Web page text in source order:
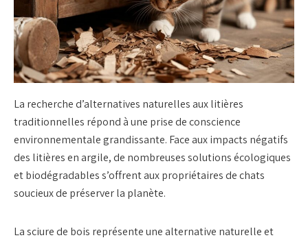
La recherche d’alternatives naturelles aux litières
traditionnelles répond à une prise de conscience
environnementale grandissante. Face aux impacts négatifs
des litières en argile, de nombreuses solutions écologiques
et biodégradables s’offrent aux propriétaires de chats
soucieux de préserver la planète.
La sciure de bois représente une alternative naturelle et